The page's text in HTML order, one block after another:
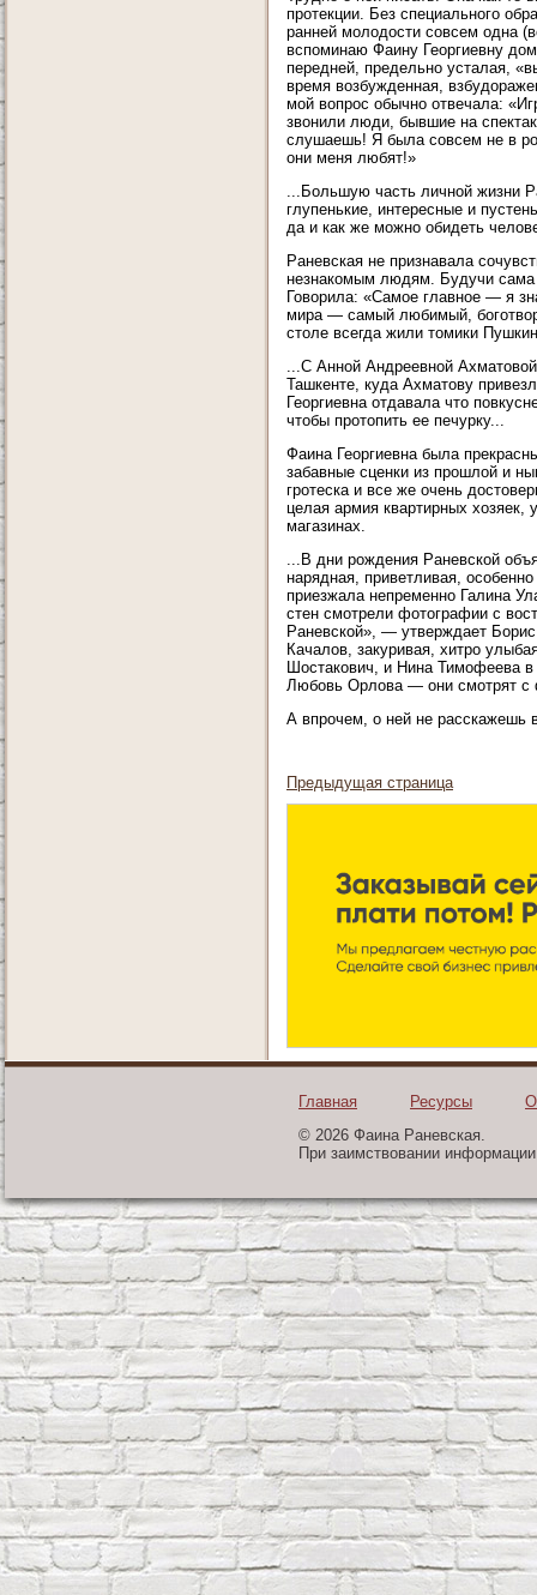
протекции. Без специального
ранней молодости совсем одна
вспоминаю Фаину Георгиевну
передней, предельно усталая,
время возбужденная,
мой вопрос обычно отвечала:
звонили люди, бывшие на
слушаешь! Я была совсем не в
они меня любят!»
...Большую часть личной жизни
глупенькие, интересные и
да и как же можно обидеть
Раневская не признавала
незнакомым людям. Будучи сама
Говорила: «Самое главное — я
мира — самый любимый,
столе всегда жили томики
...С Анной Андреевной
Ташкенте, куда Ахматову
Георгиевна отдавала что
чтобы протопить ее печурку...
Фаина Георгиевна была
забавные сценки из прошлой и
гротеска и все же очень
целая армия квартирных
магазинах.
...В дни рождения Раневской
нарядная, приветливая,
приезжала непременно Галина
стен смотрели фотографии с
Раневской», — утверждает
Качалов, закуривая, хитро
Шостакович, и Нина Тимофеева
Любовь Орлова — они смотрят с
А впрочем, о ней не расскажешь
Предыдущая страница
Главная Ресурсы
© 2026 Фаина Раневская.
При заимствовании